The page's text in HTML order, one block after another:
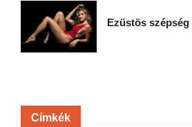
Ezüstös szépség
Címkék